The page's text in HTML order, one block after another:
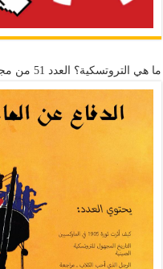
ما هي التروتسكية؟ العدد 51 من مجلة “الدفاع عن الماركسية”!